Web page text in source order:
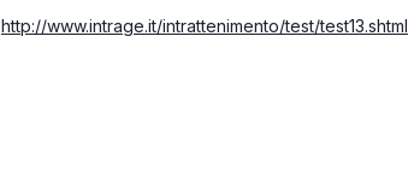
http://www.intrage.it/intrattenimento/test/test13.shtml